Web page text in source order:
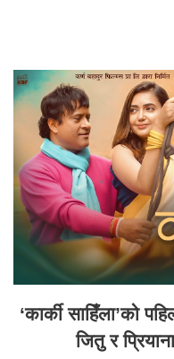
‘कार्की साहिँला’को
जितु र